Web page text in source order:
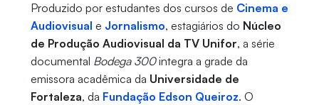
Produzido por estudantes dos cursos de Cinema e
Audiovisual e Jornalismo, estagiários do Núcleo
de Produção Audiovisual da TV Unifor, a série
documental Bodega 300integra a grade da
emissora acadêmica da Universidade de
Fortaleza, da Fundação Edson Queiroz. O